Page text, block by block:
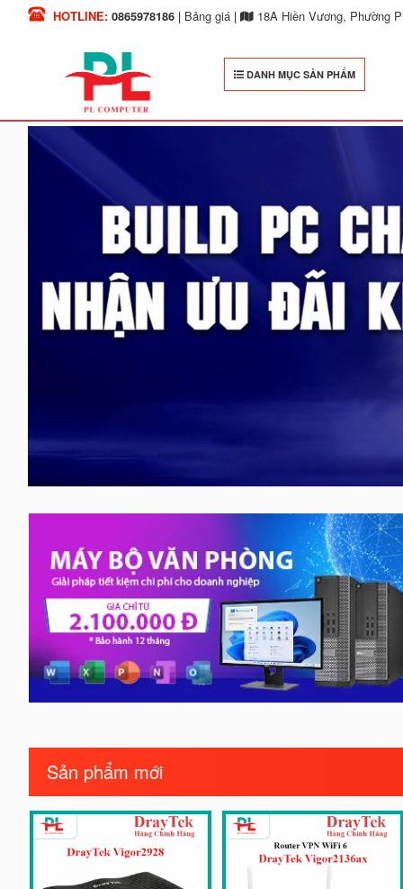
HOTLINE: 0865978186| Bảng giá| 18A Hiền Vương, Phường
DANH MỤC SẢN PHẨM
Sản phẩm mới